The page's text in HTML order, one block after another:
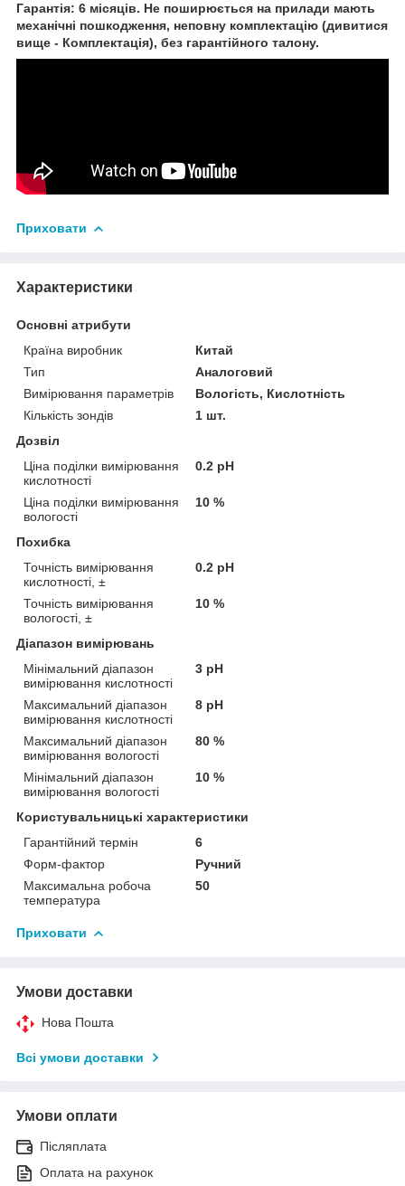
Гарантія: 6 місяців. Не поширюється на прилади мають
механічні пошкодження, неповну комплектацію (дивитися
вище - Комплектація), без гарантійного талону.
Приховати
Характеристики
Основні атрибути
Країна виробник
Китай
Тип
Аналоговий
Вимірювання параметрів
Вологість, Кислотність
Кількість зондів
1 шт.
Дозвіл
Ціна поділки вимірювання
кислотності
0.2 pH
Ціна поділки вимірювання
вологості
10 %
Похибка
Точність вимірювання
кислотності, ±
0.2 pH
Точність вимірювання
вологості, ±
10 %
Діапазон вимірювань
Мінімальний діапазон
вимірювання кислотності
3 pH
Максимальний діапазон
вимірювання кислотності
8 pH
Максимальний діапазон
вимірювання вологості
80 %
Мінімальний діапазон
вимірювання вологості
10 %
Користувальницькі характеристики
Гарантійний термін
6
Форм-фактор
Ручний
Максимальна робоча
температура
50
Приховати
Умови доставки
Нова Пошта
Всі умови доставки
Умови оплати
Післяплата
Оплата на рахунок